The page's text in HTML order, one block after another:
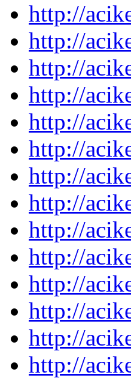
http://
http://
http://
http://
http://
http://
http://
http://
http://
http://
http://
http://
http://
http://